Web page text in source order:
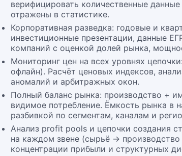
верифицировать количественные
отражены в статистике.
Корпоративная разведка: годовые и
инвестиционные презентации, данные
компаний с оценкой долей рынка,
Мониторинг цен на всех уровнях
офлайн). Расчёт ценовых индексов,
аномалий и арбитражных окон.
Полный баланс рынка: производство +
видимое потребление. Ёмкость рынка в
разбивкой по сегментам, каналам и
Анализ profit pools и цепочки создания
на каждом звене (сырьё →
концентрации прибыли и структурных